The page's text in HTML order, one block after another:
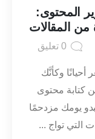
المحتوى:
المقالات
0 تعليق
وكأنَّك
كتابة محتوى
يومك مزدحمًا
التي تواج ...